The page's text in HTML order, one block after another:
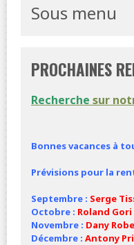
Sous menu
PROCHAINES
Recherche sur
Bonnes vacances à
Prévisions pour la
Septembre : Serge
Octobre : Roland Gori
Novembre : Dany
Décembre : Antony